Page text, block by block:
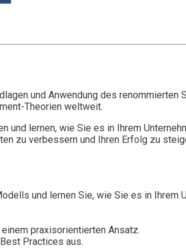
und Anwendung des
Theorien weltweit.
lernen, wie Sie es in Ihrem
zu verbessern und Ihren Erfolg zu
und lernen Sie, wie Sie es in
praxisorientierten Ansatz.
Practices aus.